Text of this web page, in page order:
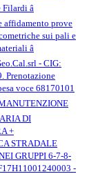
â
affidamento prove
sui pali e
â
- CIG:
Prenotazione
voce 68170101
MANUTENZIONE
DI
+
STRADALE
GRUPPI 6-7-8-
F17H11001240003 -